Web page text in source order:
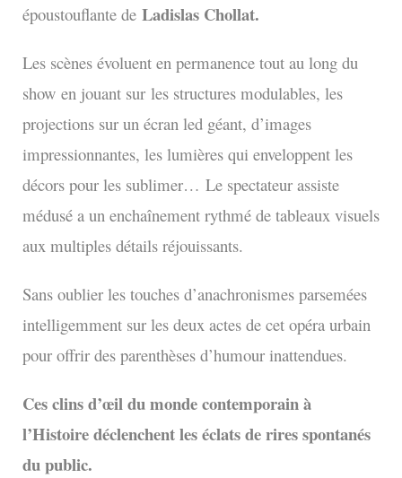
époustouflante de Ladislas Chollat.
Les scènes évoluent en permanence tout au long du
show en jouant sur les structures modulables, les
projections sur un écran led géant, d’images
impressionnantes, les lumières qui enveloppent les
décors pour les sublimer… Le spectateur assiste
médusé a un enchaînement rythmé de tableaux visuels
aux multiples détails réjouissants.
Sans oublier les touches d’anachronismes parsemées
intelligemment sur les deux actes de cet opéra urbain
pour offrir des parenthèses d’humour inattendues.
Ces clins d’œil du monde contemporain à
l’Histoire déclenchent les éclats de rires spontanés
du public.